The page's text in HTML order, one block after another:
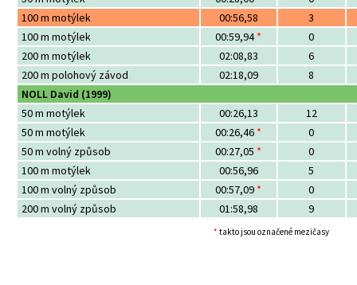
100 m motýlek
00:56,58
3
100 m motýlek
00:59,94*
0
200 m motýlek
02:08,83
6
200 m polohový závod
02:18,09
8
NOLL David (1999)
50 m motýlek
00:26,13
12
50 m motýlek
00:26,46 *
0
50 m volný způsob
00:27,05 *
0
100 m motýlek
00:56,96
5
100 m volný způsob
00:57,09 *
0
200 m volný způsob
01:58,98 9
* takto jsou označené mezičasy